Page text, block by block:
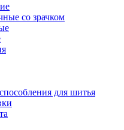
со зрачком
для шитья